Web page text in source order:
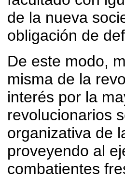
de la nueva
obligación de
De este modo,
misma de la
interés por la
revolucionarios
organizativa de
proveyendo al
combatientes